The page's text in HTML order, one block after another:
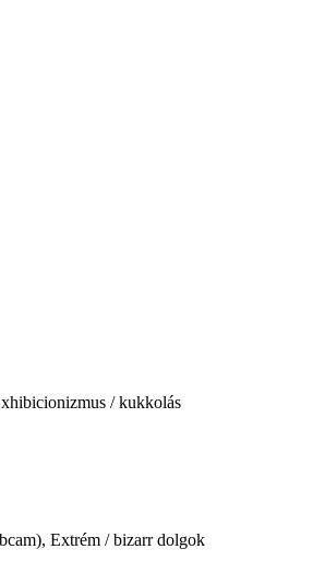
/ kukkolás
Extrém / bizarr dolgok